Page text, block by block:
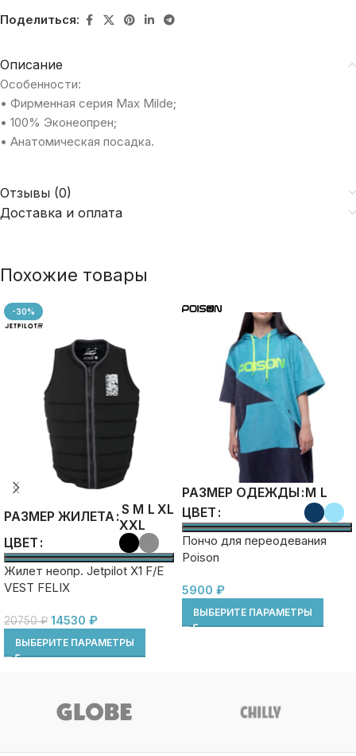
Поделиться:
Описание
Особенности:
• Фирменная серия Max Milde;
• 100% Эконеопрен;
• Анатомическая посадка.
Отзывы (0)
Доставка и оплата
Похожие товары
-30%
РАЗМЕР ЖИЛЕТА S M L XL
XXL
ЦВЕТ
Жилет неопр. Jetpilot X1 F/E
VEST FELIX
20750₽ 14530 ₽
ВЫБЕРИТЕ ПАРАМЕТРЫ
РАЗМЕР ОДЕЖДЫ M L
ЦВЕТ
Пончо для переодевания
Poison
5900 ₽
ВЫБЕРИТЕ ПАРАМЕТРЫ